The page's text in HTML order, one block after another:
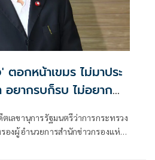
อกหน้าเขมร ไม่มาประ
ยากรบก็รบ​ ไม่อยาก
ลขานุการรัฐมนตรีว่าการกระทรวง
องผู้อำนวยการสำนักข่าวกรองแห่ง